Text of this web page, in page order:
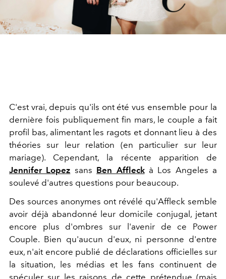
C'est vrai, depuis qu'ils ont été vus ensemble pour la
dernière fois publiquement fin mars, le couple a fait
profil bas, alimentant les ragots et donnant lieu à des
théories sur leur relation (en particulier sur leur
mariage). Cependant, la récente apparition de
Jennifer Lopez sans Ben Affleckà Los Angeles a
soulevé d'autres questions pour beaucoup.
Des sources anonymes ont révélé qu'Affleck semble
avoir déjà abandonné leur domicile conjugal, jetant
encore plus d'ombres sur l'avenir de ce Power
Couple. Bien qu'aucun d'eux, ni personne d'entre
eux, n'ait encore publié de déclarations officielles sur
la situation, les médias et les fans continuent de
spéculer sur les raisons de cette prétendue (mais